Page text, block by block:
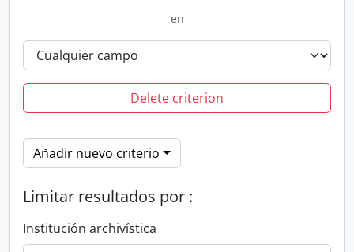
en
Delete criterion
Añadir nuevo criterio
Limitar resultados por :
Institución archivística